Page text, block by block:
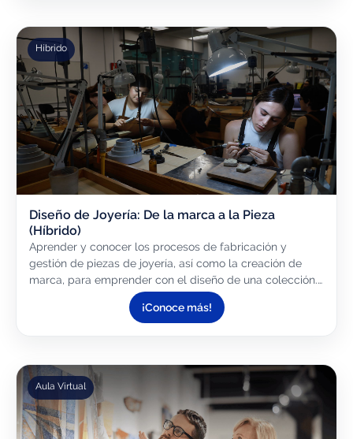
Híbrido
Diseño de Joyería: De la marca a la Pieza
(Híbrido)
Aprender y conocer los procesos de fabricación y
gestión de piezas de joyería, así como la creación de
marca, para emprender con el diseño de una colección.
Las clases presenciales son en Campus Guadalajara.
¡Conoce más!
Aula Virtual